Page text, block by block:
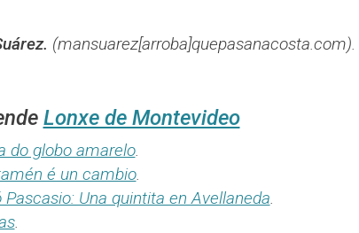
(mansuarez[arroba]quepasanacosta.com).
Lonxe de Montevideo
do globo amarelo.
é un cambio.
Una quintita en Avellaneda.
.